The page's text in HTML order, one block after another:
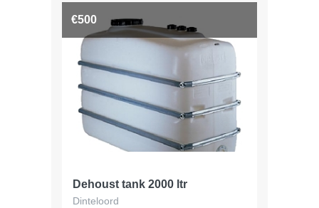
€500
Dehoust tank 2000 ltr
Dinteloord